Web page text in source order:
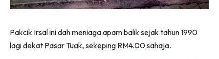
Pakcik Irsal ini dah meniaga apam balik sejak tahun 1990
lagi dekat Pasar Tuak, sekeping RM4.00 sahaja.